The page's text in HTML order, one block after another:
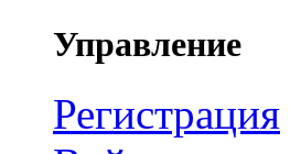
Управление
Регистрация